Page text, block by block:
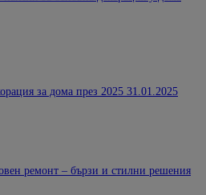
за дома през 2025 31.01.2025
ремонт – бързи и стилни решения